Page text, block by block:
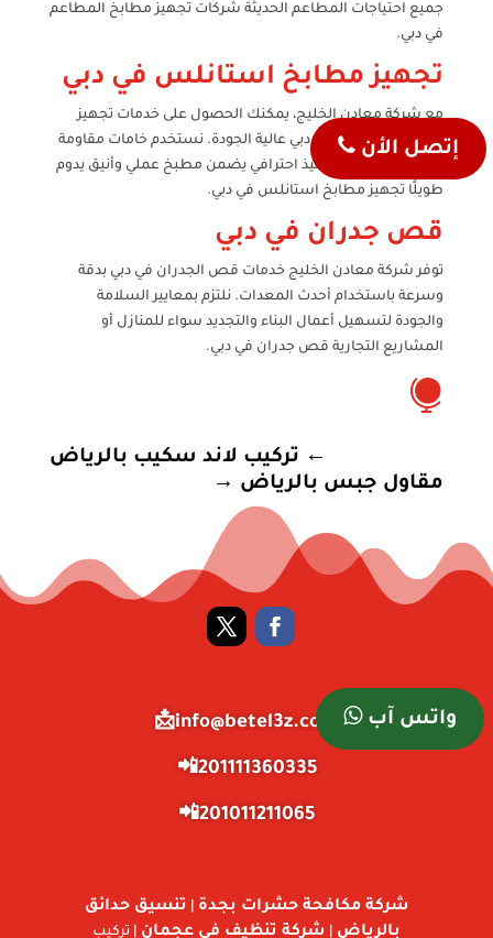
جميع احتياجات المطاعم الحديثة شركات تجهيز مطابخ المطاعم
في دبي.
تجهيز مطابخ استانلس في دبي
مع شركة معادن الخليج، يمكنك الحصول على خدمات تجهيز
مطابخ استانلس في دبي عالية الجودة. نستخدم خامات مقاومة
للصدأ ومتينة، مع تنفيذ احترافي يضمن مطبخ عملي وأنيق يدوم
طويلًا تجهيز مطابخ استانلس في دبي.
قص جدران في دبي
توفر شركة معادن الخليج خدمات قص الجدران في دبي بدقة
وسرعة باستخدام أحدث المعدات. نلتزم بمعايير السلامة
والجودة لتسهيل أعمال البناء والتجديد سواء للمنازل أو
المشاريع التجارية قص جدران في دبي.

← تركيب لاند سكيب بالرياض
مقاول جبس بالرياض →
info@betel3z.com📩
201111360335📲
201011211065📲
إتصل الأن
واتس آب
شركة مكافحة حشرات بجدة
تنسيق حدائق
بالرياض
شركة تنظيف في عجمان | تركيب